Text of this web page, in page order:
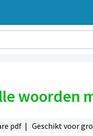
woorden
pdf | Geschikt voor